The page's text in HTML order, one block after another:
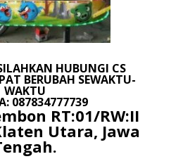
HUBUNGI CS
BERUBAH SEWAKTU-
WAKTU
087834777739
RT:01/RW:II
Utara, Jawa